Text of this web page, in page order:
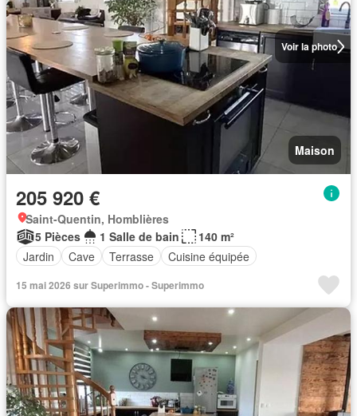
Voir la photo
Maison
205 920 €
Saint-Quentin, Homblières
5 Pièces
1 Salle de bain
140 m²
Jardin
Cave Terrasse Cuisine équipée
15 mai 2026 sur Superimmo - Superimmo